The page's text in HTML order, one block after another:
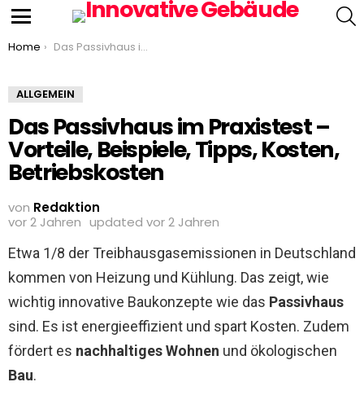
You are here:
Home Das Passivhaus im Praxistest – Vorteile, Beispiele, Tipps, Kosten, Betriebskosten
ALLGEMEIN
Das Passivhaus im Praxistest –
Vorteile, Beispiele, Tipps, Kosten,
Betriebskosten
von Redaktion
vor 2 Jahren updated vor 2 Jahren
Etwa 1/8 der Treibhausgasemissionen in Deutschland
kommen von Heizung und Kühlung. Das zeigt, wie
wichtig innovative Baukonzepte wie das Passivhaus
sind. Es ist energieeffizient und spart Kosten. Zudem
fördert es nachhaltiges Wohnen und ökologischen
Bau.